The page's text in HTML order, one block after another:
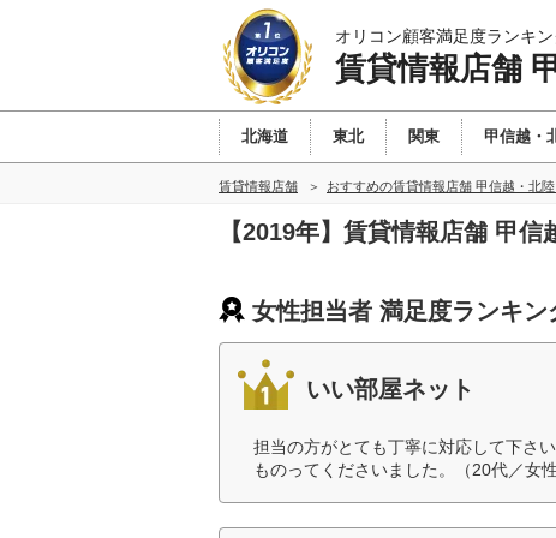
オリコン顧客満足度ランキ
賃貸情報店舗
北海道 東北 関東 甲信越・
賃貸情報店舗 おすすめの賃貸情報店舗 甲信越・北
【2019年】賃貸情報店舗 甲
女性担当者 満足度ランキン
いい部屋ネット
担当の方がとても丁寧に対応して下さ
ものってくださいました。（20代／女性